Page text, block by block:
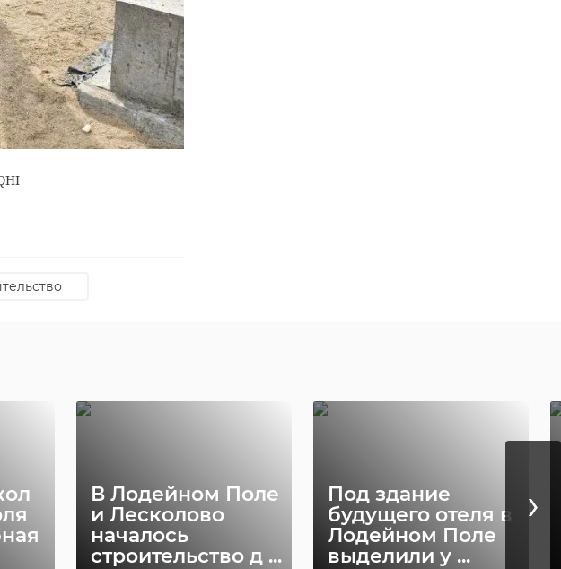
В Лодейном Поле
и Лесколово
началось
строительство д ...
Под здание
будущего отеля в
Лодейном Поле
выделили у ...
›
...
В Петербурге на
спящую женщину
обрушился
потолок
25 сентября 2023, 20:11